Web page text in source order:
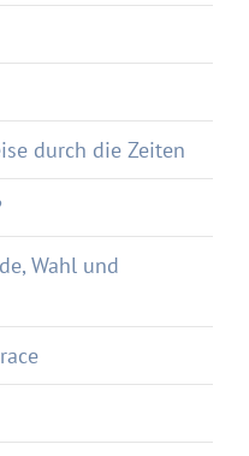
durch die Zeiten
Wahl und